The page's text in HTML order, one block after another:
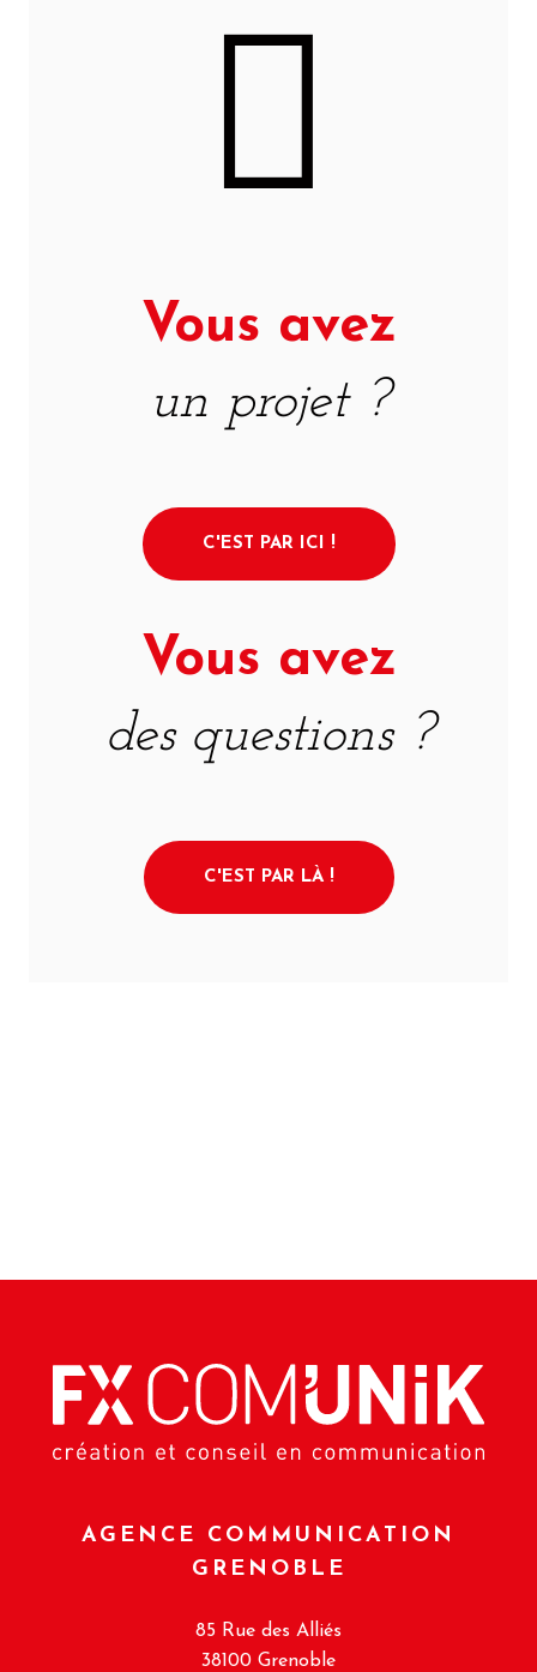
Vous avez
un projet ?
C'EST PAR ICI !
Vous avez
des questions ?
C'EST PAR LÀ !
AGENCE COMMUNICATION
GRENOBLE
85 Rue des Alliés
38100 Grenoble